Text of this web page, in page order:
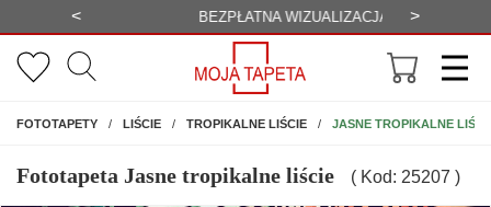
< BEZPŁATNA WIZUALIZACJA >
FOTOTAPETYNA ŚCIANĘ
LIŚCIE TROPIKALNE LIŚCIE JASNE TROPIKALNE
Fototapeta Jasne tropikalne liście ( Kod: 25207 )